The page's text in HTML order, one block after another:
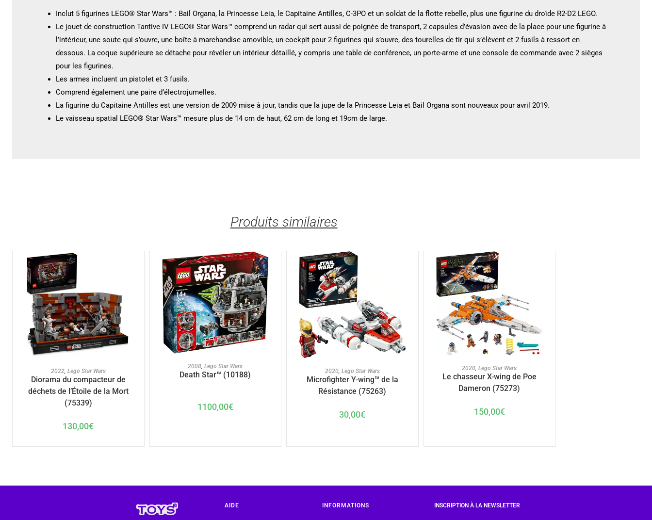
Inclut 5 figurines LEGO® Star Wars™ : Bail Organa, la Princesse Leia, le Capitaine Antilles, C-3PO et un soldat de la flotte rebelle, plus une figurine du droïde R2-D2 LEGO.
Le jouet de construction Tantive IV LEGO® Star Wars™ comprend un radar qui sert aussi de poignée de transport, 2 capsules d’évasion avec de la place pour une figurine à
l’intérieur, une soute qui s’ouvre, une boîte à marchandise amovible, un cockpit pour 2 figurines qui s’ouvre, des tourelles de tir qui s’élèvent et 2 fusils à ressort en
dessous. La coque supérieure se détache pour révéler un intérieur détaillé, y compris une table de conférence, un porte-arme et une console de commande avec 2 sièges
pour les figurines.
Les armes incluent un pistolet et 3 fusils.
Comprend également une paire d’électrojumelles.
La figurine du Capitaine Antilles est une version de 2009 mise à jour, tandis que la jupe de la Princesse Leia et Bail Organa sont nouveaux pour avril 2019.
Le vaisseau spatial LEGO® Star Wars™ mesure plus de 14 cm de haut, 62 cm de long et 19cm de large.
Produits similaires
AJOUTER AU PANIER
2022, Lego Star Wars
Diorama du compacteur de
déchets de l’Étoile de la Mort
(75339)
130,00€
AJOUTER AU PANIER
2008,Lego Star Wars
Death Star™ (10188)
1100,00€
AJOUTER AU PANIER
2020, Lego Star Wars
Microfighter Y-wing™ de la
Résistance (75263)
30,00€
AJOUTER AU PANIER
2020,Lego Star Wars
Le chasseur X-wing de Poe
Dameron (75273)
150,00€
AIDE INFORMATIONS INSCRIPTION À LA NEWSLETTER